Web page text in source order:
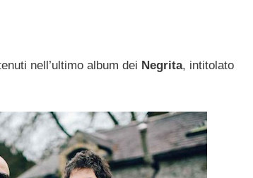
nell’ultimo album dei Negrita, intitolato